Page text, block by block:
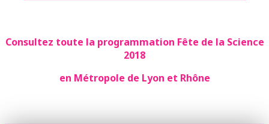
Consultez toute la programmation Fête de la Science
2018
en Métropole de Lyon et Rhône